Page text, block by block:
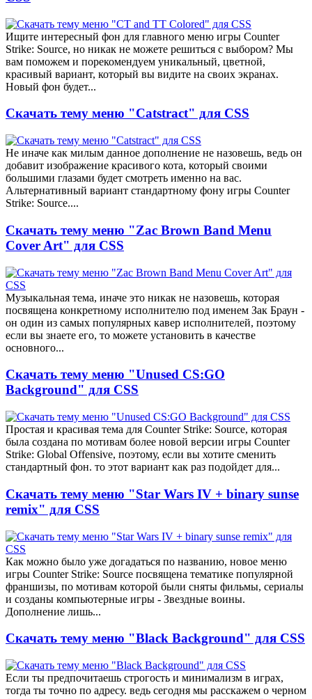
Ищите интересный фон для главного меню игры Counter
Strike: Source, но никак не можете решиться с выбором? Мы
вам поможем и порекомендуем уникальный, цветной,
красивый вариант, который вы видите на своих экранах.
Новый фон будет...
Скачать тему меню "Catstract" для CSS
Не иначе как милым данное дополнение не назовешь, ведь он
добавит изображение красивого кота, который своими
большими глазами будет смотреть именно на вас.
Альтернативный вариант стандартному фону игры Counter
Strike: Source....
Скачать тему меню "Zac Brown Band Menu
Cover Art" для CSS
Музыкальная тема, иначе это никак не назовешь, которая
посвящена конкретному исполнителю под именем Зак Браун -
он один из самых популярных кавер исполнителей, поэтому
если вы знаете его, то можете установить в качестве
основного...
Скачать тему меню "Unused CS:GO
Background" для CSS
Простая и красивая тема для Counter Strike: Source, которая
была создана по мотивам более новой версии игры Counter
Strike: Global Offensive, поэтому, если вы хотите сменить
стандартный фон. то этот вариант как раз подойдет для...
Скачать тему меню "Star Wars IV + binary sunse
remix" для CSS
Как можно было уже догадаться по названию, новое меню
игры Counter Strike: Source посвящена тематике популярной
франшизы, по мотивам которой были сняты фильмы, сериалы
и созданы компьютерные игры - Звездные воины.
Дополнение лишь...
Скачать тему меню "Black Background" для CSS
Если ты предпочитаешь строгость и минимализм в играх,
тогда ты точно по адресу. ведь сегодня мы расскажем о черном